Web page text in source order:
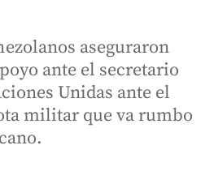
aseguraron
ante el secretario
Unidas ante el
militar que va rumbo